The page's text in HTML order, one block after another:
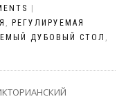
,
РЕГУЛИРУЕМАЯ
ДУБОВЫЙ СТОЛ ,